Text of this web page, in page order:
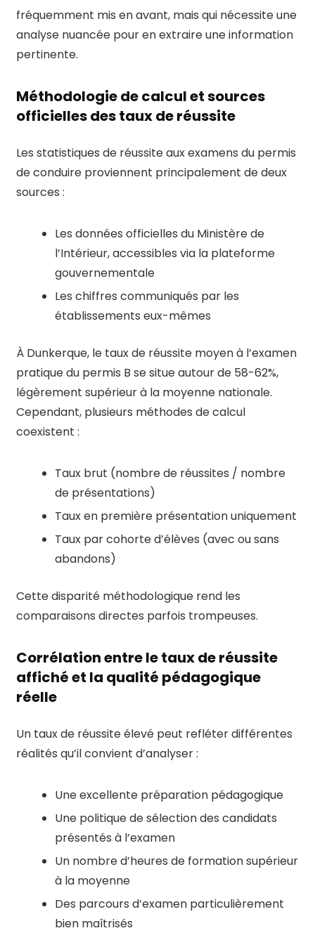
fréquemment mis en avant, mais qui nécessite une
analyse nuancée pour en extraire une information
pertinente.
Méthodologie de calcul et sources
officielles des taux de réussite
Les statistiques de réussite aux examens du permis
de conduire proviennent principalement de deux
sources :
Les données officielles du Ministère de
l’Intérieur, accessibles via la plateforme
gouvernementale
Les chiffres communiqués par les
établissements eux-mêmes
À Dunkerque, le taux de réussite moyen à l’examen
pratique du permis B se situe autour de 58-62%,
légèrement supérieur à la moyenne nationale.
Cependant, plusieurs méthodes de calcul
coexistent :
Taux brut (nombre de réussites / nombre
de présentations)
Taux en première présentation uniquement
Taux par cohorte d’élèves (avec ou sans
abandons)
Cette disparité méthodologique rend les
comparaisons directes parfois trompeuses.
Corrélation entre le taux de réussite
affiché et la qualité pédagogique
réelle
Un taux de réussite élevé peut refléter différentes
réalités qu’il convient d’analyser :
Une excellente préparation pédagogique
Une politique de sélection des candidats
présentés à l’examen
Un nombre d’heures de formation supérieur
à la moyenne
Des parcours d’examen particulièrement
bien maîtrisés